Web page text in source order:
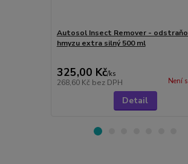
Autosol Insect Remover -
hmyzu extra silný 500 ml
325,00 Kč/ks
268,60 Kč bez DPH Není
Detail